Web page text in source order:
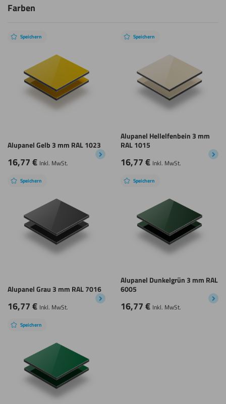
Farben
Speichern
Alupanel Gelb 3 mm RAL 1023
16,77€ Inkl. MwSt.
Speichern
Alupanel Hellelfenbein 3 mm
RAL 1015
16,77€ Inkl. MwSt.
Speichern
Alupanel Grau 3 mm RAL 7016
16,77€ Inkl. MwSt.
Speichern
Alupanel Dunkelgrün 3 mm RAL
6005
16,77€ Inkl. MwSt.
Speichern